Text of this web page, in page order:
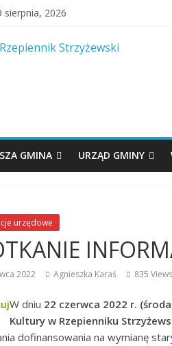
sierpnia, 2026
GMINA URZĄD GMINY
urzędowe
2022 Agnieszka Karaś 835 Views
W dniu 22 czerwca 2022 r.
Kultury w Rzepienniku
dofinansowania na wymianę